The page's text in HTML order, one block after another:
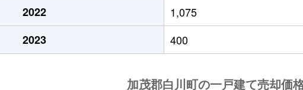
2022
1,075
2023
400